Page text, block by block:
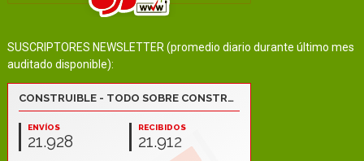
SUSCRIPTORES NEWSLETTER (promedio diario durante último mes
auditado disponible):